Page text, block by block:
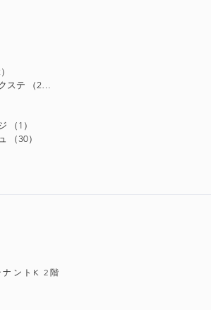
ステ
（24）
（1）
（30）
ナントK 2階